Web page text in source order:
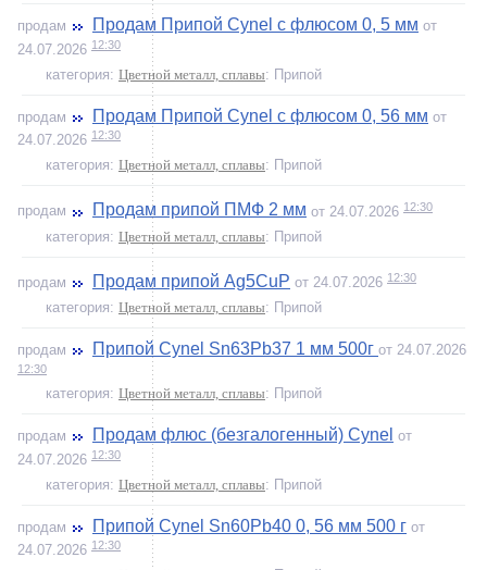
продам Продам Припой Cynel с флюсом 0, 5 мм от
24.07.2026 12:30
категория: Цветной металл, сплавы: Припой
продам Продам Припой Cynel с флюсом 0, 56 мм от
24.07.2026 12:30
категория: Цветной металл, сплавы: Припой
продам Продам припой ПМФ 2 мм от 24.07.2026 12:30
категория: Цветной металл, сплавы: Припой
продам Продам припой Ag5CuP от 24.07.2026 12:30
категория: Цветной металл, сплавы: Припой
продам Припой Cynel Sn63Pb37 1 мм 500г от 24.07.2026
12:30
категория: Цветной металл, сплавы: Припой
продам Продам флюс (безгалогенный) Cynel от
24.07.2026 12:30
категория: Цветной металл, сплавы: Припой
продам Припой Cynel Sn60Pb40 0, 56 мм 500 г от
24.07.2026 12:30